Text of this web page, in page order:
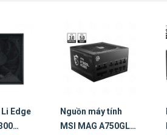
Li Edge
Nguồn máy tính
MSI MAG A750GL